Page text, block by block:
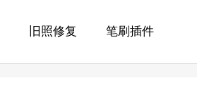
旧照修复 笔刷插件